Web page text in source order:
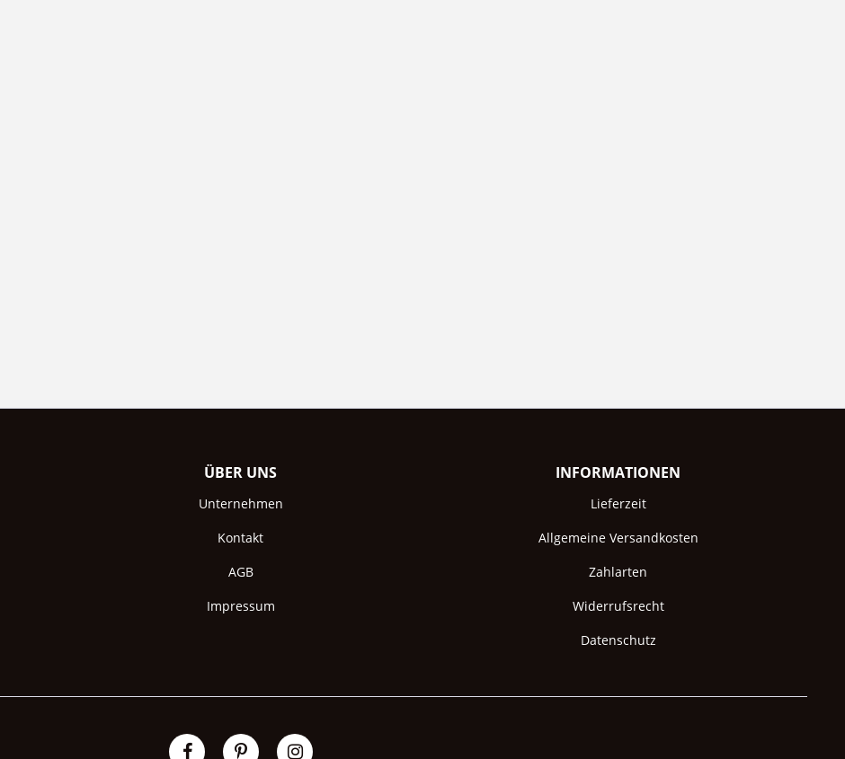
ÜBER UNS
Unternehmen
Kontakt
AGB
Impressum
INFORMATIONEN
Lieferzeit
Allgemeine Versandkosten
Zahlarten
Widerrufsrecht
Datenschutz